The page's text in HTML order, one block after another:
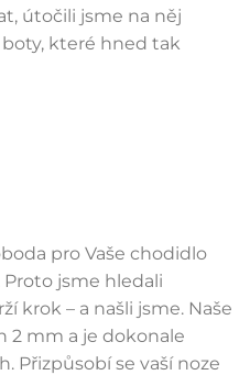
útočili jsme na něj
které hned tak
pro Vaše chodidlo
Proto jsme hledali
krok – a našli jsme. Naše
2 mm a je dokonale
Přizpůsobí se vaší noze